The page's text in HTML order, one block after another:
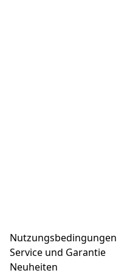
Nutzungsbedingungen
Service und Garantie
Neuheiten